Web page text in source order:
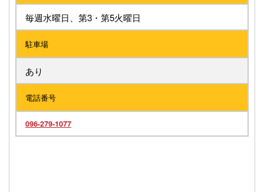
毎週水曜日、第3・第5火曜日
駐車場
あり
電話番号
096-279-1077